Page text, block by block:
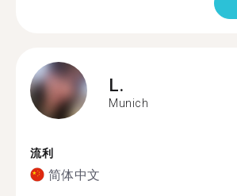
L.
Munich
流利
简体中文